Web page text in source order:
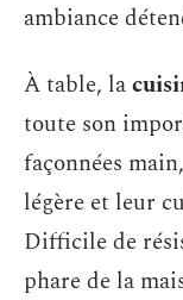
ambiance
À table, la
toute son
façonnées
légère et leur
Difficile de
phare de la